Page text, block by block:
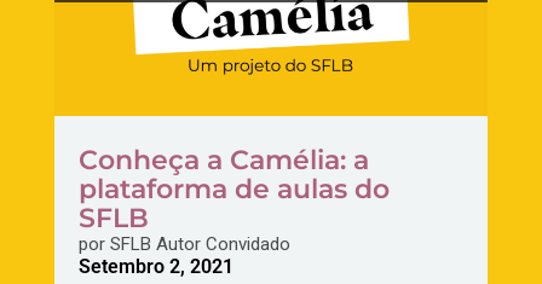
Conheça a Camélia: a
plataforma de aulas do
SFLB
porSFLB Autor Convidado
Setembro 2, 2021